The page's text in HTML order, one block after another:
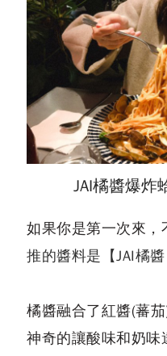
JAI橘醬爆炸
如果你是第一次來，
推的醬料是【JAI橘醬
橘醬融合了紅醬(蕃
神奇的讓酸味和奶味